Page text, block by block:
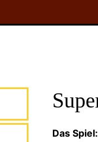
Das Spiel: